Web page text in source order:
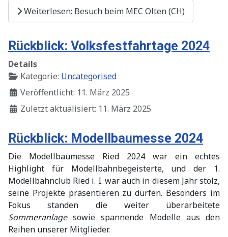
Weiterlesen: Besuch beim MEC Olten (CH)
Rückblick: Volksfestfahrtage 2024
Details
Kategorie: Uncategorised
Veröffentlicht: 11. März 2025
Zuletzt aktualisiert: 11. März 2025
Rückblick: Modellbaumesse 2024
Die Modellbaumesse Ried 2024 war ein echtes
Highlight für Modellbahnbegeisterte, und der 1.
Modellbahnclub Ried i. I. war auch in diesem Jahr stolz,
seine Projekte präsentieren zu dürfen. Besonders im
Fokus standen die weiter überarbeitete
Sommeranlagesowie spannende Modelle aus den
Reihen unserer Mitglieder.